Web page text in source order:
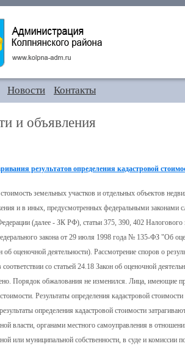
Новости Контакты
и объявления
результатов определения кадастровой
земельных участков и отдельных объектов
и в иных, предусмотренных федеральными законами
(далее - ЗК РФ), статьи 375, 390, 402
закона от 29 июля 1998 года № 135-ФЗ "Об
об оценочной деятельности). Рассмотрение споров о
со статьей 24.18 Закон об оценочной
Порядок обжалования не изменился. Лица, имеющие
Результаты определения кадастровой
определения кадастровой стоимости
власти, органами местного самоуправления в
или муниципальной собственности, в суде и комиссии